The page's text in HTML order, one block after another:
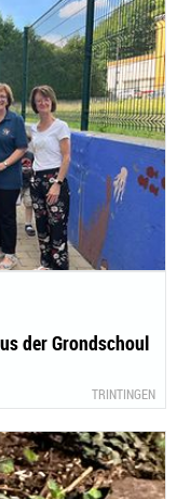
der Grondschoul
TRINTINGEN